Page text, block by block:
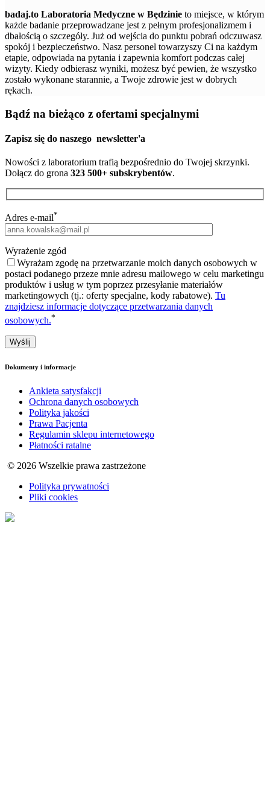
badaj.to Laboratoria Medyczne w Będzinie to miejsce, w którym
każde badanie przeprowadzane jest z pełnym profesjonalizmem i
dbałością o szczegóły. Już od wejścia do punktu pobrań odczuwasz
spokój i bezpieczeństwo. Nasz personel towarzyszy Ci na każdym
etapie, odpowiada na pytania i zapewnia komfort podczas całej
wizyty. Kiedy odbierasz wyniki, możesz być pewien, że wszystko
zostało wykonane starannie, a Twoje zdrowie jest w dobrych
rękach.
Bądź na bieżąco z ofertami specjalnymi
Zapisz się do naszego newsletter'a
Nowości z laboratorium trafią bezpośrednio do Twojej skrzynki.
Dołącz do grona 323 500+ subskrybentów.
Adres e-mail*
Wyrażenie zgód
Wyrażam zgodę na przetwarzanie moich danych osobowych w
postaci podanego przeze mnie adresu mailowego w celu marketingu
produktów i usług w tym poprzez przesyłanie materiałów
marketingowych (tj.: oferty specjalne, kody rabatowe). Tu
znajdziesz informacje dotyczące przetwarzania danych
osobowych.*
Dokumenty i informacje
Ankieta satysfakcji
Ochrona danych osobowych
Polityka jakości
Prawa Pacjenta
Regulamin sklepu internetowego
Płatności ratalne
© 2026 Wszelkie prawa zastrzeżone
Polityka prywatności
Pliki cookies